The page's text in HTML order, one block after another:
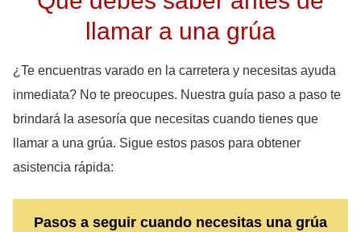
llamar a una grúa
¿Te encuentras varado en la carretera y necesitas ayuda
inmediata? No te preocupes. Nuestra guía paso a paso te
brindará la asesoría que necesitas cuando tienes que
llamar a una grúa. Sigue estos pasos para obtener
asistencia rápida:
Pasos a seguir cuando necesitas una grúa